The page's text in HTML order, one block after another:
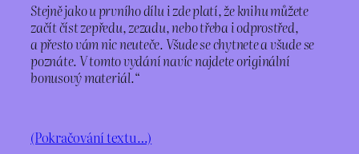
Stejně jako u prvního dílu i zde platí, že knihu můžete
začít číst zepředu, zezadu, nebo třeba i odprostřed,
a přesto vám nic neuteče. Všude se chytnete a všude se
poznáte. V tomto vydání navíc najdete originální
bonusový materiál.“
(Pokračování textu…)